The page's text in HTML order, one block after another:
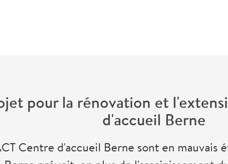
pour la rénovation et
d'accueil Berne
Centre d'accueil Berne sont en